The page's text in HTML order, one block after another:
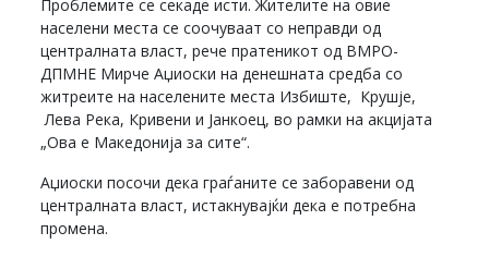
Проблемите се секаде исти. Жителите на овие
населени места се соочуваат со неправди од
централната власт, рече пратеникот од ВМРО-
ДПМНЕ Мирче Аџиоски на денешната средба со
житреите на населените места Избиште, Крушје,
Лева Река, Кривени и Јанкоец, во рамки на акцијата
„Ова е Македонија за сите“.
Аџиоски посочи дека граѓаните се заборавени од
централната власт, истакнувајќи дека е потребна
промена.